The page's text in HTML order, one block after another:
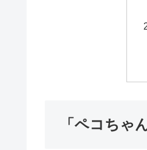
「ペコちゃ